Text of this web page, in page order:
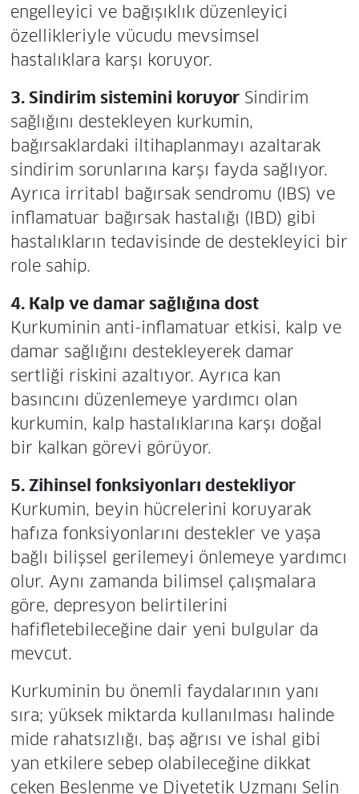
engelleyici ve bağışıklık düzenleyici
özellikleriyle vücudu mevsimsel
hastalıklara karşı koruyor.
3. Sindirim sistemini koruyorSindirim
sağlığını destekleyen kurkumin,
bağırsaklardaki iltihaplanmayı azaltarak
sindirim sorunlarına karşı fayda sağlıyor.
Ayrıca irritabl bağırsak sendromu (IBS) ve
inflamatuar bağırsak hastalığı (IBD) gibi
hastalıkların tedavisinde de destekleyici bir
role sahip.
4. Kalp ve damar sağlığına dost
Kurkuminin anti-inflamatuar etkisi, kalp ve
damar sağlığını destekleyerek damar
sertliği riskini azaltıyor. Ayrıca kan
basıncını düzenlemeye yardımcı olan
kurkumin, kalp hastalıklarına karşı doğal
bir kalkan görevi görüyor.
5. Zihinsel fonksiyonları destekliyor
Kurkumin, beyin hücrelerini koruyarak
hafıza fonksiyonlarını destekler ve yaşa
bağlı bilişsel gerilemeyi önlemeye yardımcı
olur. Aynı zamanda bilimsel çalışmalara
göre, depresyon belirtilerini
hafifletebileceğine dair yeni bulgular da
mevcut.
Kurkuminin bu önemli faydalarının yanı
sıra; yüksek miktarda kullanılması halinde
mide rahatsızlığı, baş ağrısı ve ishal gibi
yan etkilere sebep olabileceğine dikkat
çeken Beslenme ve Diyetetik Uzmanı Selin